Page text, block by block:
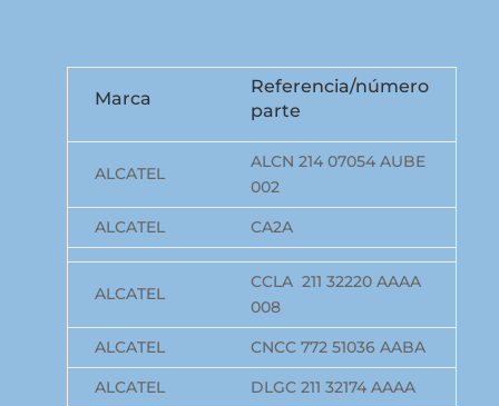
Marca
Referencia/número
parte
ALCATEL
ALCN 214 07054 AUBE
002
ALCATEL
CA2A
ALCATEL
CCLA 211 32220 AAAA
008
ALCATEL
CNCC 772 51036 AABA
ALCATEL
DLGC 211 32174 AAAA